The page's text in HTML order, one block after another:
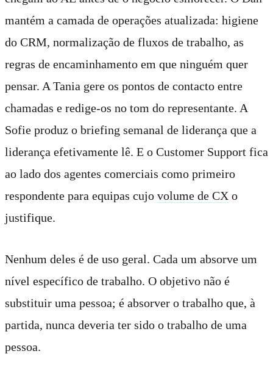
mantém a camada de operações atualizada: higiene
do CRM, normalização de fluxos de trabalho, as
regras de encaminhamento em que ninguém quer
pensar. A Tania gere os pontos de contacto entre
chamadas e redige-os no tom do representante. A
Sofie produz o briefing semanal de liderança que a
liderança efetivamente lê. E o Customer Support fica
ao lado dos agentes comerciais como primeiro
respondente para equipas cujo volume de CX o
justifique.
Nenhum deles é de uso geral. Cada um absorve um
nível específico de trabalho. O objetivo não é
substituir uma pessoa; é absorver o trabalho que, à
partida, nunca deveria ter sido o trabalho de uma
pessoa.